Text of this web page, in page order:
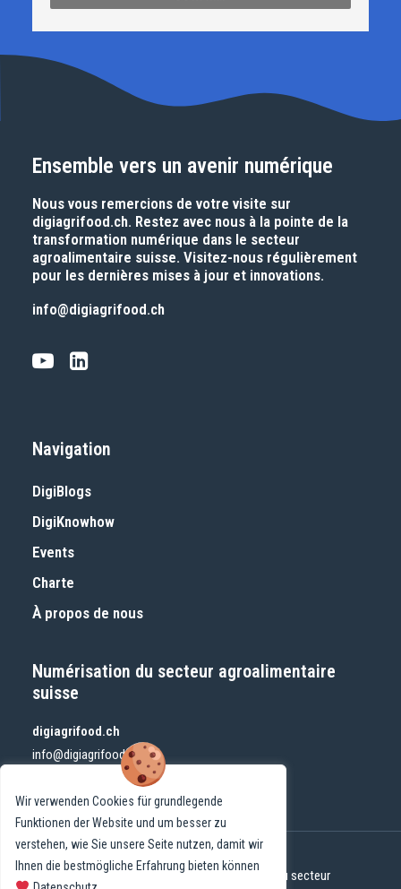
Wir verwenden Cookies für grundlegende
Funktionen der Website und um besser zu
verstehen, wie Sie unsere Seite nutzen, damit wir
Ihnen die bestmögliche Erfahrung bieten können
Ensemble vers un avenir numérique
Nous vous remercions de votre visite sur
digiagrifood.ch. Restez avec nous à la pointe de la
transformation numérique dans le secteur
agroalimentaire suisse. Visitez-nous régulièrement
pour les dernières mises à jour et innovations.
info@digiagrifood.ch
Navigation
DigiBlogs
DigiKnowhow
Events
Charte
À propos de nous
Numérisation du secteur agroalimentaire
suisse
digiagrifood.ch
info@digiagrifood.ch
© 2024 DigiAgriFoodCH | Numérisation du secteur